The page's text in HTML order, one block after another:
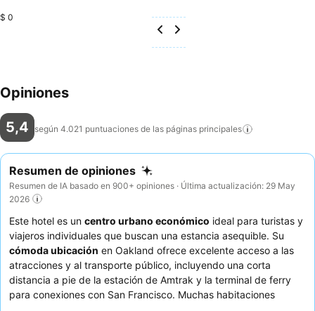
$ 0
Opiniones
5,4 según 4.021 puntuaciones de las páginas principales
Resumen de opiniones
Resumen de IA basado en 900+ opiniones · Última actualización: 29 May
2026
Este hotel es un centro urbano económico ideal para turistas y
viajeros individuales que buscan una estancia asequible. Su
cómoda ubicación en Oakland ofrece excelente acceso a las
atracciones y al transporte público, incluyendo una corta
distancia a pie de la estación de Amtrak y la terminal de ferry
para conexiones con San Francisco. Muchas habitaciones